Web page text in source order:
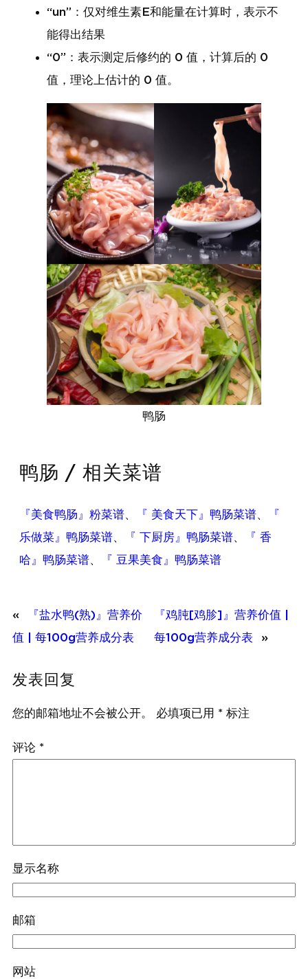
“un”：仅对维生素E和能量在计算时，表示不
能得出结果
“0”：表示测定后修约的 0 值，计算后的 0
值，理论上估计的 0 值。
鸭肠
鸭肠 / 相关菜谱
『美食鸭肠』粉菜谱、 『 美食天下』鸭肠菜谱、
『
乐做菜』鸭肠菜谱、 『 下厨房』鸭肠菜谱、
『 香
哈』鸭肠菜谱、 『 豆果美食』鸭肠菜谱
«
『盐水鸭(熟)』营养价
值 | 每100g营养成分表
『鸡肫[鸡胗]』营养价值 |
每100g营养成分表
»
发表回复
您的邮箱地址不会被公开。 必填项已用 * 标注
评论 *
显示名称
邮箱
网站